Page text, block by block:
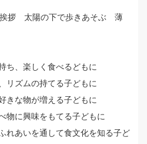
拶 太陽の下で歩きあそぶ 薄
ち、楽しく食べるどもに
リズムの持てる子どもに
きな物が増える子どもに
物に興味をもてる子どもに
れあいを通して食文化を知る子ど